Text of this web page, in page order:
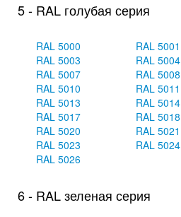
5 - RAL голубая серия
RAL 5000 RAL 5001
RAL 5003
RAL 5004
RAL 5007
RAL 5008
RAL 5010
RAL 5011
RAL 5013
RAL 5014
RAL 5017
RAL 5018
RAL 5020
RAL 5021
RAL 5023
RAL 5024
RAL 5026
6 - RAL зеленая серия